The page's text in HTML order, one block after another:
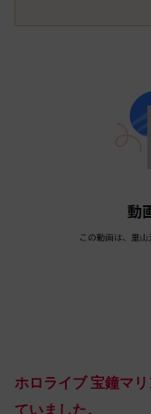
ホロライブ 宝鐘マ
ていました。